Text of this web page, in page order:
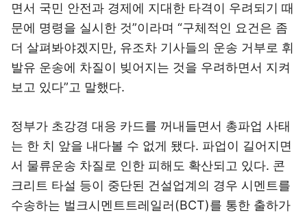
면서 국민 안전과 경제에 지대한 타격이 우려되기 때
문에 명령을 실시한 것”이라며 “구체적인 요건은 좀
더 살펴봐야겠지만, 유조차 기사들의 운송 거부로 휘
발유 운송에 차질이 빚어지는 것을 우려하면서 지켜
보고 있다”고 말했다.
정부가 초강경 대응 카드를 꺼내들면서 총파업 사태
는 한 치 앞을 내다볼 수 없게 됐다. 파업이 길어지면
서 물류운송 차질로 인한 피해도 확산되고 있다. 콘
크리트 타설 등이 중단된 건설업계의 경우 시멘트를
수송하는 벌크시멘트트레일러(BCT)를 통한 출하가